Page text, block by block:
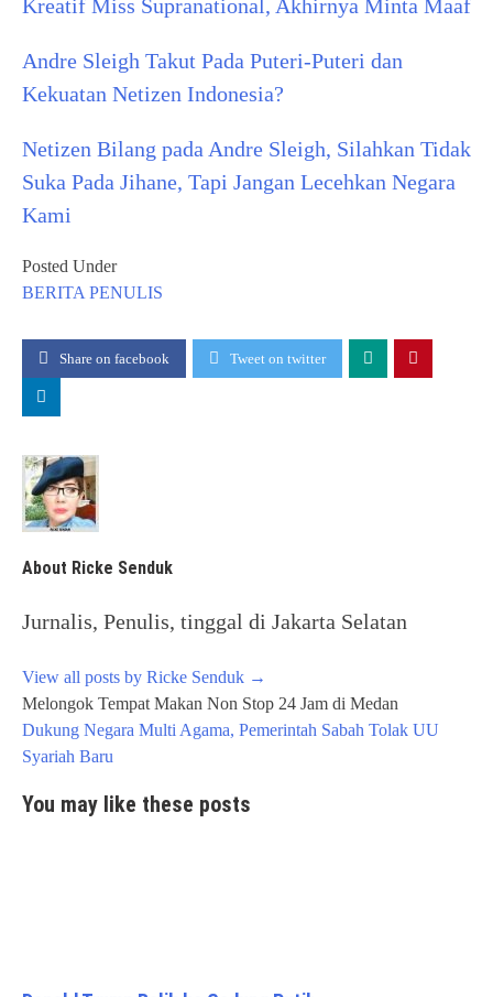
Kreatif Miss Supranational, Akhirnya Minta Maaf
Andre Sleigh Takut Pada Puteri-Puteri dan
Kekuatan Netizen Indonesia?
Netizen Bilang pada Andre Sleigh, Silahkan Tidak
Suka Pada Jihane, Tapi Jangan Lecehkan Negara
Kami
Posted Under
BERITA PENULIS
Share on facebook Tweet on twitter
About Ricke Senduk
Jurnalis, Penulis, tinggal di Jakarta Selatan
View all posts by Ricke Senduk →
Post
navigation
Melongok Tempat Makan Non Stop 24 Jam di Medan
Dukung Negara Multi Agama, Pemerintah Sabah Tolak UU
Syariah Baru
You may like these posts